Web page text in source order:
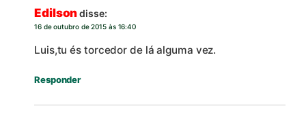
Edilsondisse:
16 de outubro de 2015 às 16:40
Luis,tu és torcedor de lá alguma vez.
Responder